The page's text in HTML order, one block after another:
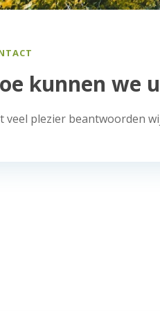
kunnen we
veel plezier beantwoorden